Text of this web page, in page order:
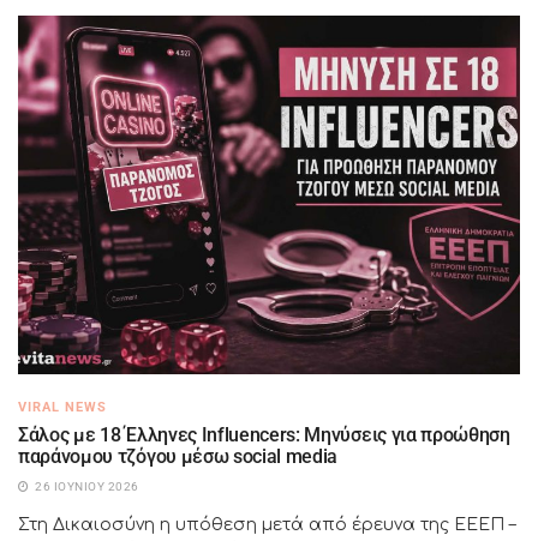
VIRAL NEWS
Σάλος με 18 Έλληνες Influencers: Μηνύσεις για προώθηση
παράνομου τζόγου μέσω social media
26 ΙΟΥΝΊΟΥ 2026
Στη Δικαιοσύνη η υπόθεση μετά από έρευνα της ΕΕΕΠ –